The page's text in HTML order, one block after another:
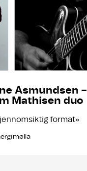
Asmundsen –
Mathisen duo
format»